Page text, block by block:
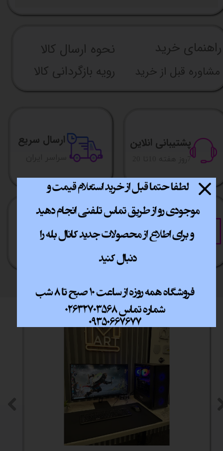
راهنما​​​​​​​​​​​​​​ی خرید نحوه ارسال کالا
مشاوره قبل از خرید رویه بازگردانی کالا
پشتیبانی انلاین
​7روز هفته 10تا 20
ارسال سریع
فقط با چند کلیک
خرید قسطی
آسان به راحتی